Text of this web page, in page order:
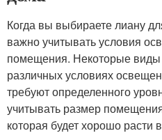
Когда вы выбираете лиану
важно учитывать условия
помещения. Некоторые виды
различных условиях
требуют определенного
учитывать размер
которая будет хорошо